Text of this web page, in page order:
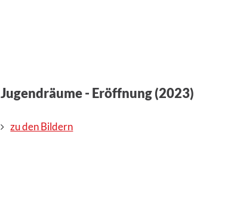
Jugendräume - Eröffnung (2023)
zu den Bildern